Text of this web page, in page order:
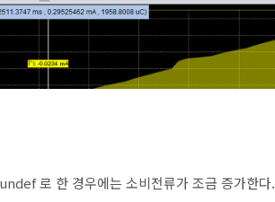
로 한 경우에는 소비전류가 조금 증가한다.